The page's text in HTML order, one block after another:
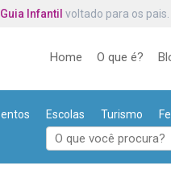
Guia Infantil voltado para os
Home O que é?
Escolas Turismo